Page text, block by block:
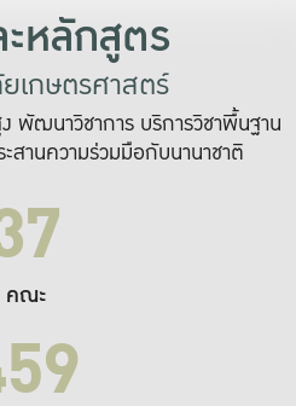
หลักสูตร
เกษตรศาสตร์
ฒนาวิชาการ บริการวิชาพื้นฐาน
สานความร่วมมือกับนานาชาติ
คณะ